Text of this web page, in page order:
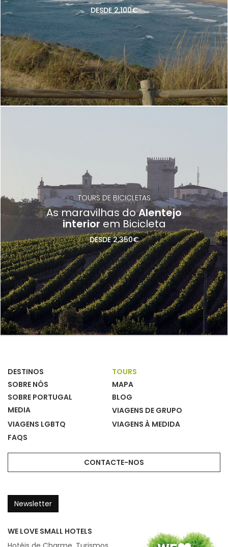
DESDE 2,100€
TOURS DE BICICLETAS
As maravilhas doAlentejo
interior em Bicicleta
DESDE 2,350€
DESTINOS
TOURS
SOBRE NÓS
MAPA
SOBRE PORTUGAL
BLOG
MEDIA
VIAGENS DE GRUPO
VIAGENS LGBTQ
VIAGENS À MEDIDA
FAQS
CONTACTE-NOS
Newsletter
WE LOVE SMALL HOTELS